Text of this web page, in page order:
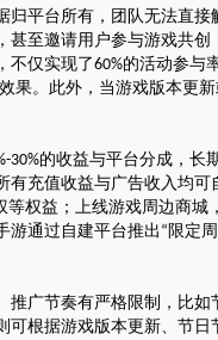
后台管理系统
游戏、玩家、资金一站管理
推广员系统
推广助手APP
移动办公，发展玩家更方便
一键贴牌，快速发展加盟商
94智投
平台所有，团队无法直
至邀请用户参与游戏共
不仅实现了60%的活动参与
果。此外，当游戏版本更
30%的收益与平台分成，长
充值收益与广告收入均
等权益；上线游戏周边商
游通过自建平台推出 “ 限定
推广节奏有严格限制，比如
根据游戏版本更新、节